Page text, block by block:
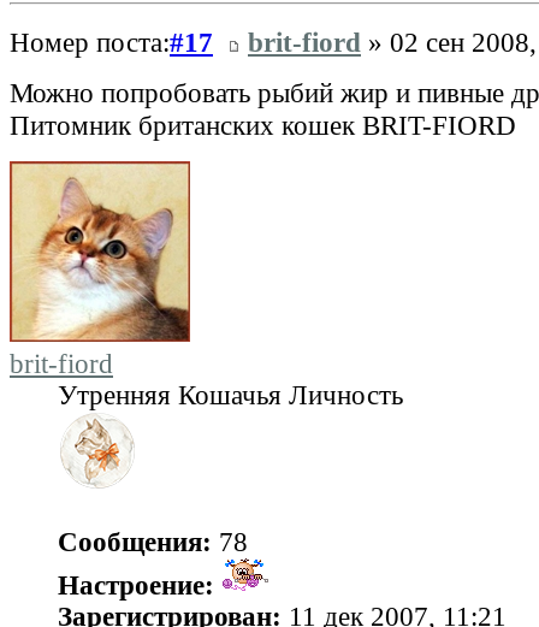
Номер поста:#17 brit-fiord » 02 сен
Можно попробовать рыбий жир и пивные
Питомник британских кошек BRIT-FIORD
brit-fiord
Утренняя Кошачья Личность
Сообщения: 78
Настроение:
Зарегистрирован: 11 дек 2007, 11:21